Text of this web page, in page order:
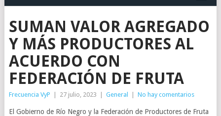
SUMAN VALOR AGREGADO
Y MÁS PRODUCTORES AL
ACUERDO CON
FEDERACIÓN DE FRUTA
Frecuencia VyP 27 julio, 2023 General No hay comentarios
El Gobierno de Río Negro y la Federación de Productores de Fruta